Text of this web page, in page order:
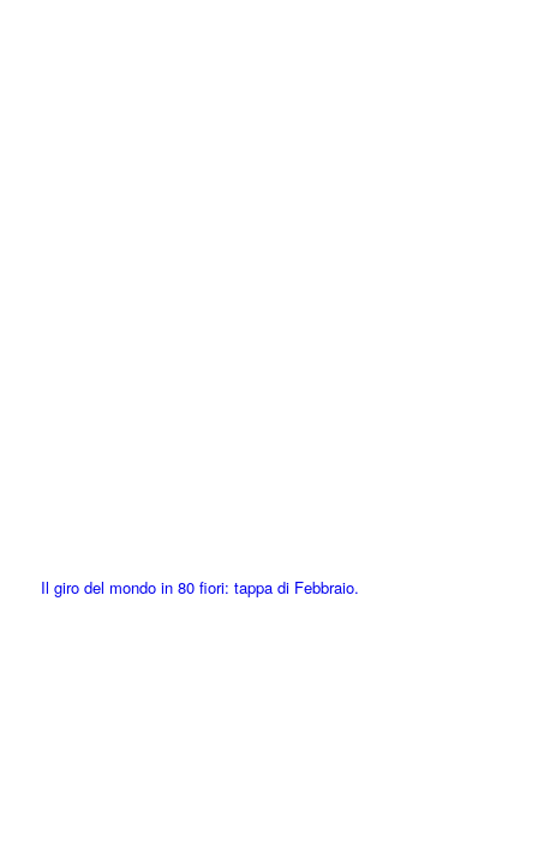
Il giro del mondo in 80 fiori: tappa di Febbraio.